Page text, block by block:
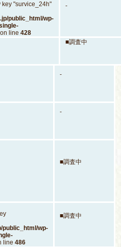
key "survice_24h"
public_html/wp-
on line428
-
■調査中
-
-
■調査中
public_html/wp-
line 486
■調査中